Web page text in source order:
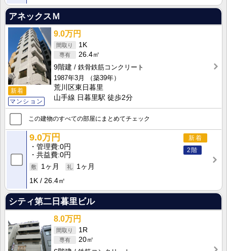
アネックスＭ
新着
マンション
9.0万円
1K
26.4㎡
9階建
鉄骨鉄筋コンクリート
1987年3月
（築39年）
荒川区東日暮里
山手線 日暮里駅 徒歩2分
この建物のすべての部屋にまとめてチェック
新着
2階
9.0万円
管理費 0円
共益費 0円
1ヶ月
1ヶ月
1K
26.4㎡
シティ第二日暮里ビル
8.0万円
1R
20㎡